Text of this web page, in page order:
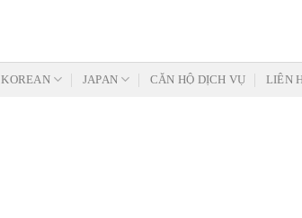
KOREAN JAPAN CĂN HỘ DỊCH VỤ LIÊN